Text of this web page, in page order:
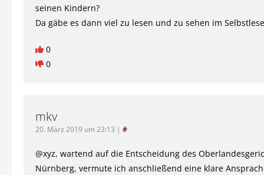
seinen Kindern?
Da gäbe es dann viel zu lesen und zu sehen im
0
0
mkv
20. März 2019 um 23:13 | #
@xyz, wartend auf die Entscheidung des
Nürnberg, vermute ich anschließend eine klare